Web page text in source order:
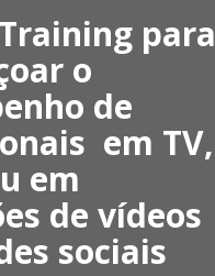
para
o
de
em TV,
em
de vídeos
sociais